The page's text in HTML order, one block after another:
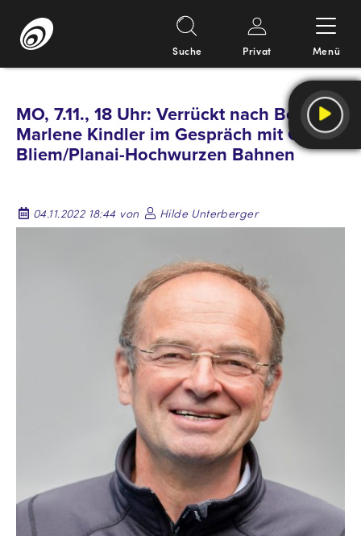
Inhalt
Suche Privat Menü
MO, 7.11., 18 Uhr: Verrückt nach Berg… –
Marlene Kindler im Gespräch mit Georg
Bliem/Planai-Hochwurzen Bahnen
04.11.2022 18:44 von Hilde Unterberger